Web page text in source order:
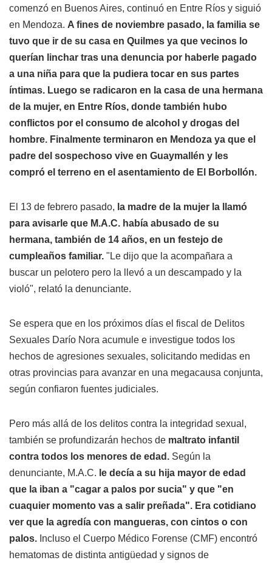
comenzó en Buenos Aires, continuó en Entre Ríos y siguió
en Mendoza. A fines de noviembre pasado, la familia se
tuvo que ir de su casa en Quilmes ya que vecinos lo
querían linchar tras una denuncia por haberle pagado
a una niña para que la pudiera tocar en sus partes
íntimas. Luego se radicaron en la casa de una hermana
de la mujer, en Entre Ríos, donde también hubo
conflictos por el consumo de alcohol y drogas del
hombre. Finalmente terminaron en Mendoza ya que el
padre del sospechoso vive en Guaymallén y les
compró el terreno en el asentamiento de El Borbollón.
El 13 de febrero pasado, la madre de la mujer la llamó
para avisarle que M.A.C. había abusado de su
hermana, también de 14 años, en un festejo de
cumpleaños familiar. "Le dijo que la acompañara a
buscar un pelotero pero la llevó a un descampado y la
violó", relató la denunciante.
Se espera que en los próximos días el fiscal de Delitos
Sexuales Darío Nora acumule e investigue todos los
hechos de agresiones sexuales, solicitando medidas en
otras provincias para avanzar en una megacausa conjunta,
según confiaron fuentes judiciales.
Pero más allá de los delitos contra la integridad sexual,
también se profundizarán hechos de maltrato infantil
contra todos los menores de edad. Según la
denunciante, M.A.C. le decía a su hija mayor de edad
que la iban a "cagar a palos por sucia" y que "en
cuaquier momento vas a salir preñada". Era cotidiano
ver que la agredía con mangueras, con cintos o con
palos. Incluso el Cuerpo Médico Forense (CMF) encontró
hematomas de distinta antigüedad y signos de